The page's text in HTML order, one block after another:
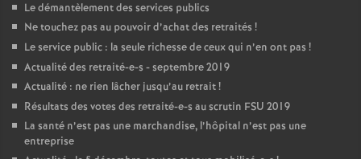
Le démantèlement des services publics
Ne touchez pas au pouvoir d’achat des retraités !
Le service public : la seule richesse de ceux qui n’en ont pas !
Actualité des retraité-e-s - septembre 2019
Actualité : ne rien lâcher jusqu’au retrait!
Résultats des votes des retraité-e-s au scrutin FSU 2019
La santé n’est pas une marchandise, l’hôpital n’est pas une
entreprise